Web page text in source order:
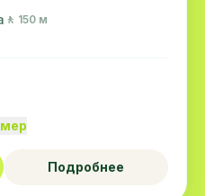
🚶 150 м
Подробнее